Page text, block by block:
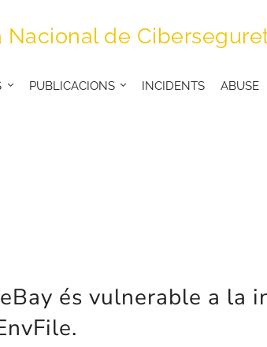
Nacional de
PUBLICACIONS INCIDENTS ABUSE
és vulnerable a la